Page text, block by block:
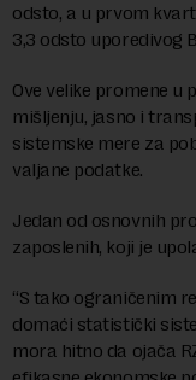
odsto, a u prvom
3,3 odsto uporedivog
Ove velike promene u
mišljenju, jasno i
sistemske mere za
valjane podatke.
Jedan od osnovnih
zaposlenih, koji je
“S tako ograničenim
domaći statistički
mora hitno da ojača